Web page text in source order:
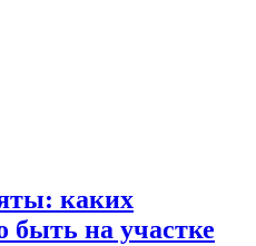
каких
быть на участке